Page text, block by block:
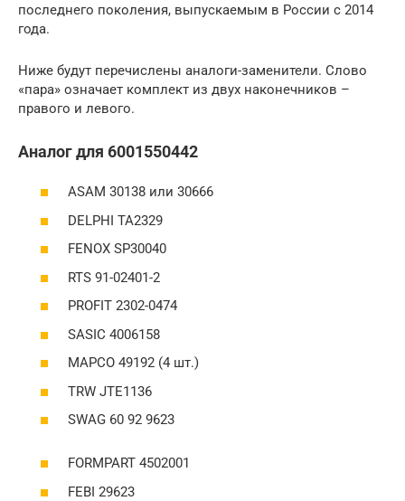
последнего поколения, выпускаемым в России с 2014
года.
Ниже будут перечислены аналоги-заменители. Слово
«пара» означает комплект из двух наконечников –
правого и левого.
Аналог для 6001550442
ASAM 30138 или 30666
DELPHI TA2329
FENOX SP30040
RTS 91-02401-2
PROFIT 2302-0474
SASIC 4006158
MAPCO 49192 (4 шт.)
TRW JTE1136
SWAG 60 92 9623
FORMPART 4502001
FEBI 29623